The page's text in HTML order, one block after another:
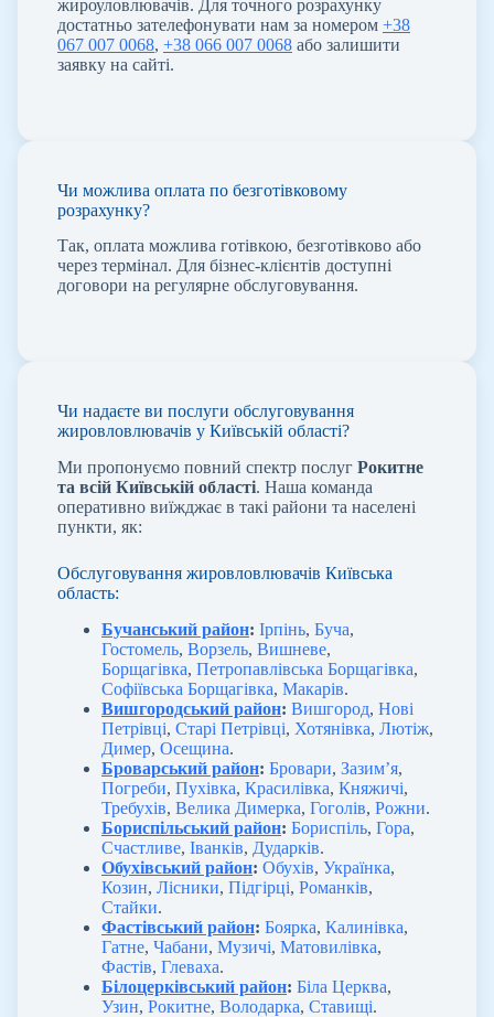
жироуловлювачів. Для точного розрахунку
достатньо зателефонувати нам за номером +38
067 007 0068, +38 066 007 0068 або залишити
заявку на сайті.
Чи можлива оплата по безготівковому
розрахунку?
Так, оплата можлива готівкою, безготівково або
через термінал. Для бізнес-клієнтів доступні
договори на регулярне обслуговування.
Чи надаєте ви послуги обслуговування
жировловлювачів у Київській області?
Ми пропонуємо повний спектр послуг Рокитне
та всій Київській області. Наша команда
оперативно виїжджає в такі райони та населені
пункти, як:
Обслуговування жировловлювачів Київська
область:
Бучанський район: Ірпінь, Буча,
Гостомель, Ворзель, Вишневе,
Борщагівка, Петропавлівська Борщагівка,
Софіївська Борщагівка, Макарів.
Вишгородський район: Вишгород, Нові
Петрівці, Старі Петрівці, Хотянівка, Лютіж,
Димер, Осещина.
Броварський район: Бровари, Зазим’я,
Погреби, Пухівка, Красилівка, Княжичі,
Требухів, Велика Димерка, Гоголів, Рожни.
Бориспільський район: Бориспіль, Гора,
Счастливе, Іванків, Дударків.
Обухівський район: Обухів, Українка,
Козин, Лісники, Підгірці, Романків,
Стайки.
Фастівський район: Боярка, Калинівка,
Гатне, Чабани, Музичі, Матовилівка,
Фастів, Глеваха.
Білоцерківський район: Біла Церква,
Узин, Рокитне, Володарка, Ставищі.